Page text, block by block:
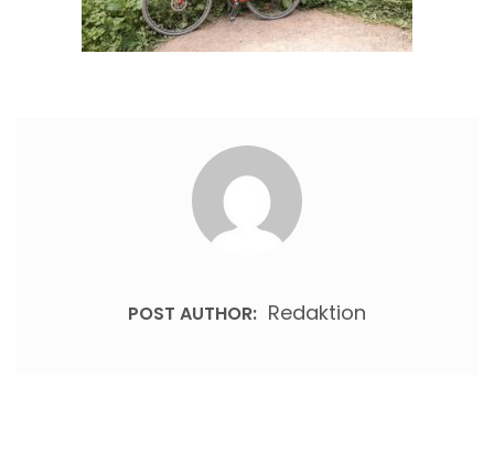
POST AUTHOR: Redaktion